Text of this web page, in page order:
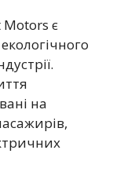
Motors є
на